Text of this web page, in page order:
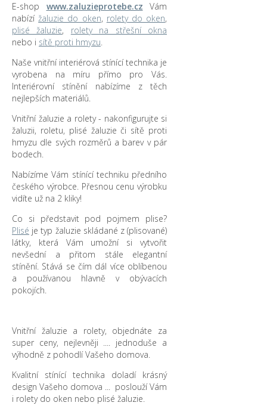
E-shop www.zaluzieprotebe.cz Vám
nabízížaluzie do oken, rolety do oken,
plisé žaluzie, rolety na střešní okna
nebo i sítě proti hmyzu.
Naše vnitřní interiérová stínící technika je
vyrobena na míru přímo pro Vás.
Interiérovní stínění nabízíme z těch
nejlepších materiálů.
Vnitřní žaluzie a rolety - nakonfigurujte si
žaluzii, roletu, plisé žaluzie či sítě proti
hmyzu dle svých rozměrů a barev v pár
bodech.
Nabízíme Vám stínící techniku předního
českého výrobce. Přesnou cenu výrobku
vidíte už na 2 kliky!
Co si představit pod pojmem plise?
Plisé je typ žaluzie skládané z (plisované)
látky, která Vám umožní si vytvořit
nevšední a přitom stále elegantní
stínění. Stává se čím dál více oblíbenou
a používanou hlavně v obývacích
pokojích.
Vnitřní žaluzie a rolety, objednáte za
super ceny, nejlevněji .... jednoduše a
výhodně z pohodlí Vašeho domova.
Kvalitní stínící technika doladí krásný
design Vašeho domova ... poslouží Vám
i rolety do oken nebo plisé žaluzie.